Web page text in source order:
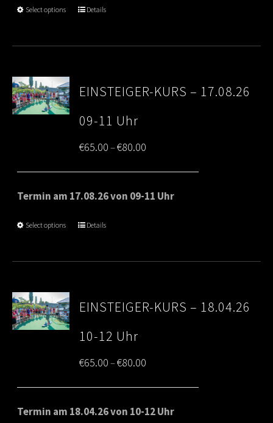
Select options Details
EINSTEIGER-KURS – 17.08.26
09-11 Uhr
€65.00–€80.00
range:
€65.00
Termin am 17.08.26 von 09-11 Uhr
Select options Details
EINSTEIGER-KURS – 18.04.26
10-12 Uhr
€65.00–€80.00
range:
€65.00
Termin am 18.04.26 von 10-12 Uhr